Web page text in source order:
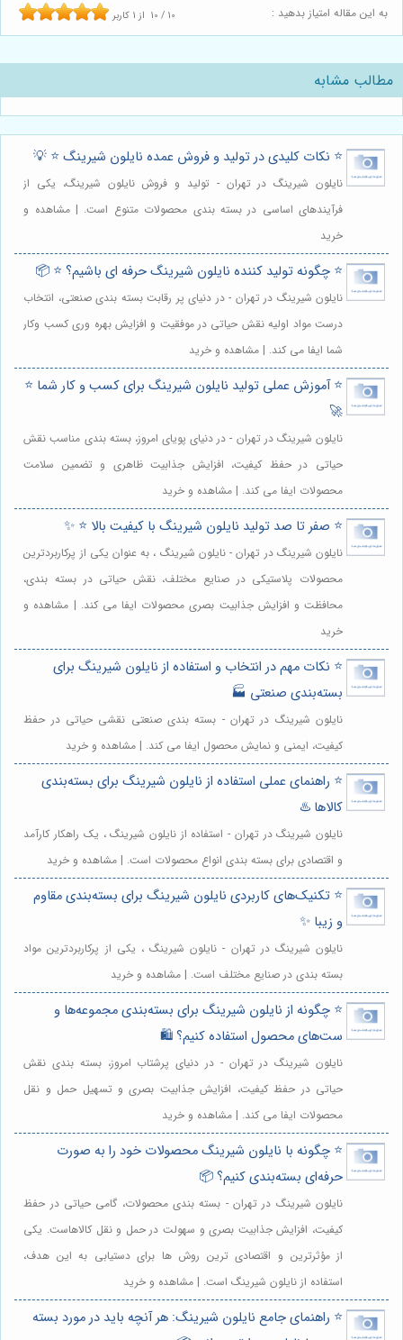
به این مقاله امتیاز بدهید : 10 / 10 از 1 کاربر
مطالب مشابه
⭐️ نکات کلیدی در تولید و فروش عمده نایلون شیرینگ ⭐️ 💡
نایلون شیرینگ در تهران - تولید و فروش نایلون شیرینگ، یکی از
فرآیندهای اساسی در بسته بندی محصولات متنوع است. | مشاهده و
خرید
⭐️ چگونه تولید کننده نایلون شیرینگ حرفه ای باشیم؟ ⭐️ 📦
نایلون شیرینگ در تهران - در دنیای پر رقابت بسته بندی صنعتی، انتخاب
درست مواد اولیه نقش حیاتی در موفقیت و افزایش بهره وری کسب وکار
شما ایفا می کند. | مشاهده و خرید
⭐️ آموزش عملی تولید نایلون شیرینگ برای کسب و کار شما ⭐️
🚀
نایلون شیرینگ در تهران - در دنیای پویای امروز، بسته بندی مناسب نقش
حیاتی در حفظ کیفیت، افزایش جذابیت ظاهری و تضمین سلامت
محصولات ایفا می کند. | مشاهده و خرید
⭐️ صفر تا صد تولید نایلون شیرینگ با کیفیت بالا ⭐️ ✨
نایلون شیرینگ در تهران - نایلون شیرینگ ، به عنوان یکی از پرکاربردترین
محصولات پلاستیکی در صنایع مختلف، نقش حیاتی در بسته بندی،
محافظت و افزایش جذابیت بصری محصولات ایفا می کند. | مشاهده و
خرید
⭐️ نکات مهم در انتخاب و استفاده از نایلون شیرینگ برای
بسته‌بندی صنعتی 🏭
نایلون شیرینگ در تهران - بسته بندی صنعتی نقشی حیاتی در حفظ
کیفیت، ایمنی و نمایش محصول ایفا می کند. | مشاهده و خرید
⭐️ راهنمای عملی استفاده از نایلون شیرینگ برای بسته‌بندی
کالاها ♨️
نایلون شیرینگ در تهران - استفاده از نایلون شیرینگ ، یک راهکار کارآمد
و اقتصادی برای بسته بندی انواع محصولات است. | مشاهده و خرید
⭐️ تکنیک‌های کاربردی نایلون شیرینگ برای بسته‌بندی مقاوم
و زیبا ✨
نایلون شیرینگ در تهران - نایلون شیرینگ ، یکی از پرکاربردترین مواد
بسته بندی در صنایع مختلف است. | مشاهده و خرید
⭐️ چگونه از نایلون شیرینگ برای بسته‌بندی مجموعه‌ها و
ست‌های محصول استفاده کنیم؟ 🛍️
نایلون شیرینگ در تهران - در دنیای پرشتاب امروز، بسته بندی نقش
حیاتی در حفظ کیفیت، افزایش جذابیت بصری و تسهیل حمل و نقل
محصولات ایفا می کند. | مشاهده و خرید
⭐️ چگونه با نایلون شیرینگ محصولات خود را به صورت
حرفه‌ای بسته‌بندی کنیم؟ 📦
نایلون شیرینگ در تهران - بسته بندی محصولات، گامی حیاتی در حفظ
کیفیت، افزایش جذابیت بصری و سهولت در حمل و نقل کالاهاست. یکی
از مؤثرترین و اقتصادی ترین روش ها برای دستیابی به این هدف،
استفاده از نایلون شیرینگ است. | مشاهده و خرید
⭐️ راهنمای جامع نایلون شیرینگ: هر آنچه باید در مورد بسته